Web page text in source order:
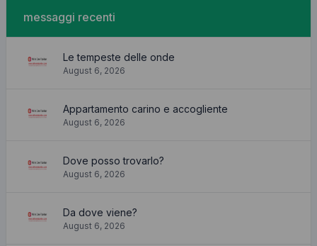
messaggi recenti
Le tempeste delle onde
August 6, 2026
Appartamento carino e accogliente
August 6, 2026
Dove posso trovarlo?
August 6, 2026
Da dove viene?
August 6, 2026